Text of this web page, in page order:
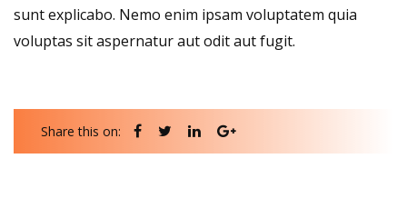
sunt explicabo. Nemo enim ipsam voluptatem quia
voluptas sit aspernatur aut odit aut fugit.
Share this on: